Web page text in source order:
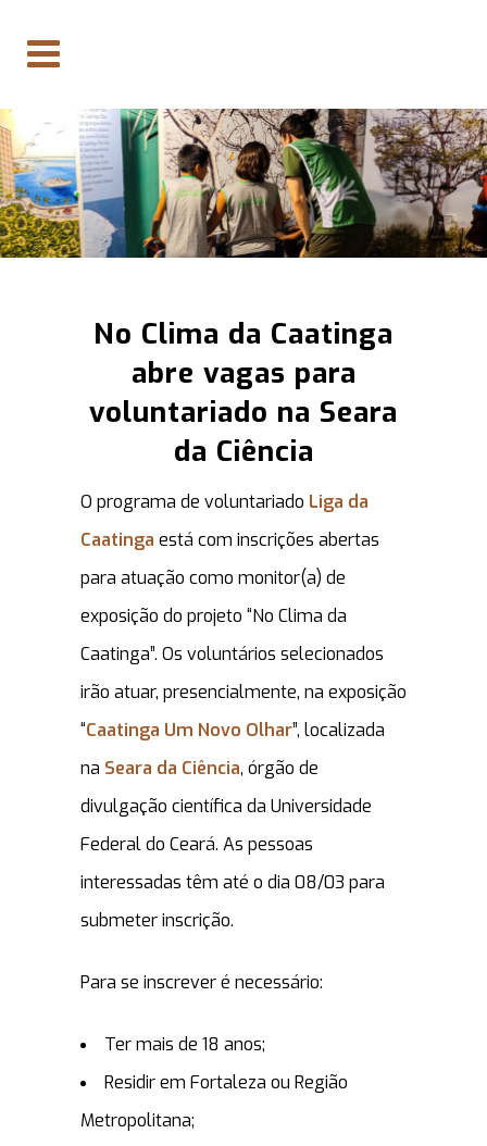
No Clima da Caatinga
abre vagas para
voluntariado na Seara
da Ciência
O programa de voluntariado Liga da
Caatinga está com inscrições abertas
para atuação como monitor(a) de
exposição do projeto “No Clima da
Caatinga”. Os voluntários selecionados
irão atuar, presencialmente, na exposição
“Caatinga Um Novo Olhar”, localizada
na Seara da Ciência, órgão de
divulgação científica da Universidade
Federal do Ceará. As pessoas
interessadas têm até o dia 08/03 para
submeter inscrição.
Para se inscrever é necessário:
Ter mais de 18 anos;
Residir em Fortaleza ou Região
Metropolitana;